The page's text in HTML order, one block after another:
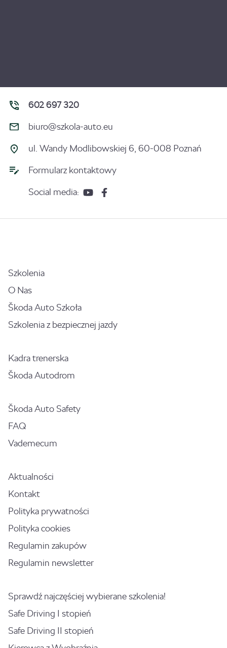
602 697 320
biuro@szkola-auto.eu
ul. Wandy Modlibowskiej 6, 60-008 Poznań
Formularz kontaktowy
Social media:
Szkolenia
O Nas
Škoda Auto Szkoła
Szkolenia z bezpiecznej jazdy
Kadra trenerska
Škoda Autodrom
Škoda Auto Safety
FAQ
Vademecum
Aktualności
Kontakt
Polityka prywatności
Polityka cookies
Regulamin zakupów
Regulamin newsletter
Sprawdź najczęściej wybierane szkolenia!
Safe Driving I stopień
Safe Driving II stopień